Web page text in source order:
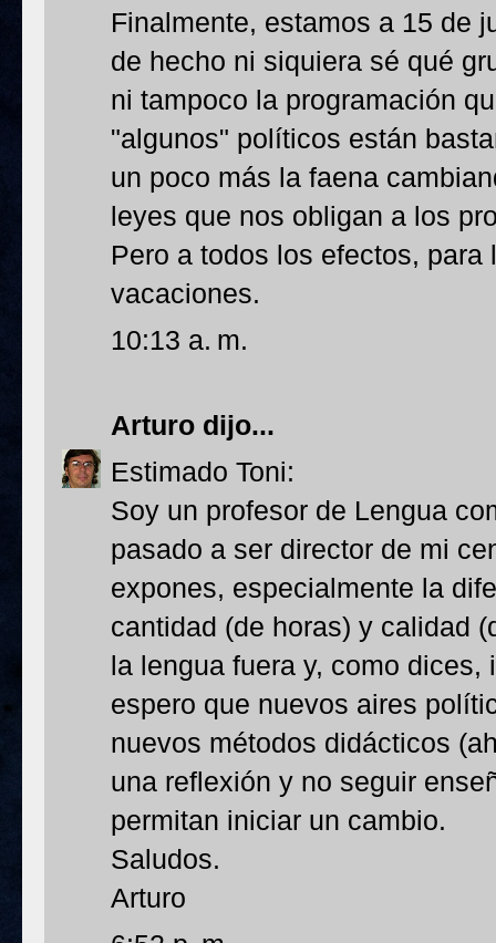
Finalmente, estamos a 15 de
de hecho ni siquiera sé qué
ni tampoco la programación
"algunos" políticos están
un poco más la faena
leyes que nos obligan a los
Pero a todos los efectos,
vacaciones.
10:13 a. m.
Arturo dijo...
Estimado Toni:
Soy un profesor de Lengua
pasado a ser director de mi
expones, especialmente la
cantidad (de horas) y calidad
la lengua fuera y, como
espero que nuevos aires
nuevos métodos didácticos
una reflexión y no seguir
permitan iniciar un cambio.
Saludos.
Arturo